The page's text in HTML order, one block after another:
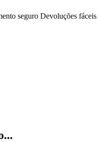
seguro Devoluções fáceis